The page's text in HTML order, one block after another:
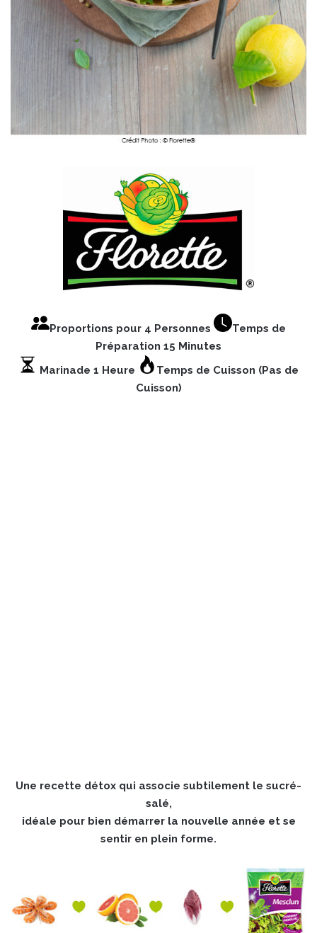
Proportions pour 4 Personnes
Temps de
Préparation 15 Minutes
Marinade 1 Heure
Temps de Cuisson (Pas de
Cuisson)
Une recette détox qui associe subtilement le sucré-
salé,
idéale pour bien démarrer la nouvelle année et se
sentir en plein forme.